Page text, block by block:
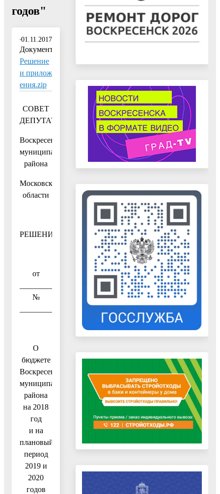
годов"
01.11.2017
Документ:
Решение
и прилож
ения.zip
СОВЕТ
ДЕПУТАТОВ
Воскресенского
муниципального
района
Московской
области
РЕШЕНИЕ
от
№
О
бюджете
Воскресенского
муниципального
района
на 2018
год
и на
плановый
период
2019 и
2020
годов